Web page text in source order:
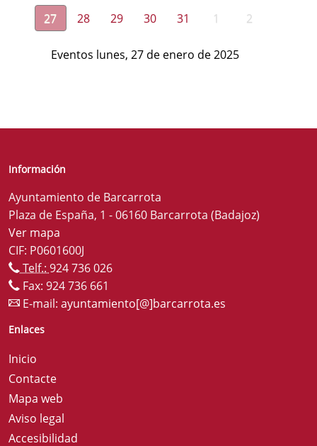
27
28 29 30 31 1 2
Eventos lunes, 27 de enero de 2025
Información
Ayuntamiento de Barcarrota
Plaza de España, 1 - 06160 Barcarrota (Badajoz)
Ver mapa
CIF: P0601600J
Telf.: 924 736 026
Fax: 924 736 661
E-mail: ayuntamiento[@]barcarrota.es
Enlaces
Inicio
Contacte
Mapa web
Aviso legal
Accesibilidad